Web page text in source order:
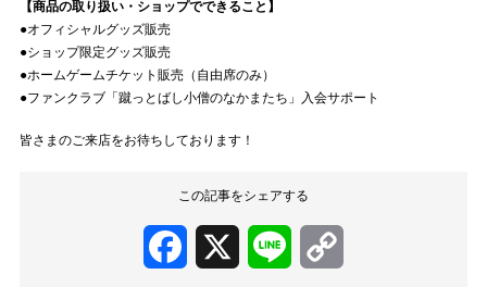
【商品の取り扱い・ショップでできること】
●オフィシャルグッズ販売
●ショップ限定グッズ販売
●ホームゲームチケット販売（自由席のみ）
●ファンクラブ「蹴っとばし小僧のなかまたち」入会サポート
皆さまのご来店をお待ちしております！
この記事をシェアする
Facebook Line